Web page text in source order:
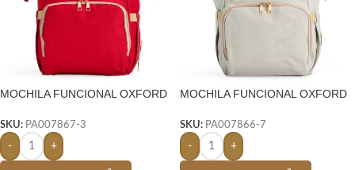
MOCHILA FUNCIONAL OXFORD
SKU: PA007867-3
- +
MOCHILA FUNCIONAL OXFORD
SKU: PA007866-7
- +